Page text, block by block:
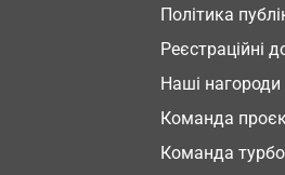
Політика
Реєстраційні
Наші нагороди
Команда
Команда